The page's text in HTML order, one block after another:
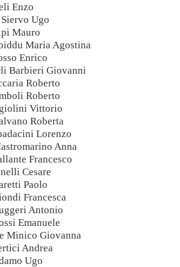
Enzo
Ugo
Mauro
Maria Agostina
Enrico
Barbieri Giovanni
Roberto
Roberto
Vittorio
Roberta
Lorenzo
Anna
Francesco
Cesare
Paolo
Francesca
Antonio
Emanuele
Minico Giovanna
Andrea
Ugo